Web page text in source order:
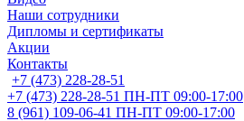
Наши сотрудники
Дипломы и сертификаты
Акции
Контакты
+7 (473) 228-28-51
+7 (473) 228-28-51 ПН-ПТ 09:00-17:00
8 (961) 109-06-41 ПН-ПТ 09:00-17:00